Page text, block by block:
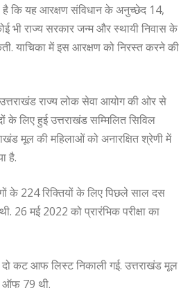
है कि यह आरक्षण संविधान के अनुच्छेद 14,
भी राज्य सरकार जन्म और स्थायी निवास के
याचिका में इस आरक्षण को निरस्त करने की
राज्य लोक सेवा आयोग की ओर से
के लिए हुई उत्तराखंड सम्मिलित सिविल
मूल की महिलाओं को अनारक्षित श्रेणी में
है.
के 224 रिक्तियों के लिए पिछले साल दस
26 मई 2022 को प्रारंभिक परीक्षा का
दो कट आफ लिस्ट निकाली गई. उत्तराखंड मूल
ऑफ 79 थी.